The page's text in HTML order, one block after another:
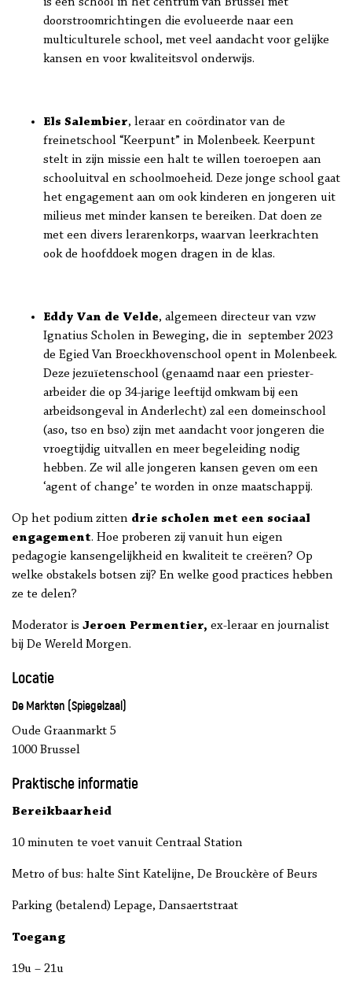
doorstroomrichtingen die evolueerde naar een
multiculturele school, met veel aandacht voor gelijke
kansen en voor kwaliteitsvol onderwijs.
Els Salembier, leraar en coördinator van de
freinetschool “Keerpunt” in Molenbeek. Keerpunt
stelt in zijn missie een halt te willen toeroepen aan
schooluitval en schoolmoeheid. Deze jonge school gaat
het engagement aan om ook kinderen en jongeren uit
milieus met minder kansen te bereiken. Dat doen ze
met een divers lerarenkorps, waarvan leerkrachten
ook de hoofddoek mogen dragen in de klas.
Eddy Van de Velde, algemeen directeur van vzw
Ignatius Scholen in Beweging, die in september 2023
de Egied Van Broeckhovenschool opent in Molenbeek.
Deze jezuïetenschool (genaamd naar een priester-
arbeider die op 34-jarige leeftijd omkwam bij een
arbeidsongeval in Anderlecht) zal een domeinschool
(aso, tso en bso) zijn met aandacht voor jongeren die
vroegtijdig uitvallen en meer begeleiding nodig
hebben. Ze wil alle jongeren kansen geven om een
‘agent of change’ te worden in onze maatschappij.
Op het podium zitten drie scholen met een sociaal
engagement. Hoe proberen zij vanuit hun eigen
pedagogie kansengelijkheid en kwaliteit te creëren? Op
welke obstakels botsen zij? En welke good practices hebben
ze te delen?
Moderator is Jeroen Permentier, ex-leraar en journalist
bij De Wereld Morgen.
Locatie
De Markten (Spiegelzaal)
Oude Graanmarkt 5
1000 Brussel
Praktische informatie
Bereikbaarheid
10 minuten te voet vanuit Centraal Station
Metro of bus: halte Sint Katelijne, De Brouckère of Beurs
Parking (betalend) Lepage, Dansaertstraat
Toegang
19u – 21u